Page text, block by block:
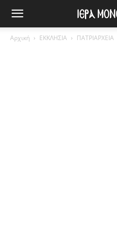
Αρχική ΕΚΚΛΗΣΙΑ ΠΑΤΡΙΑΡΧΕΙΑ